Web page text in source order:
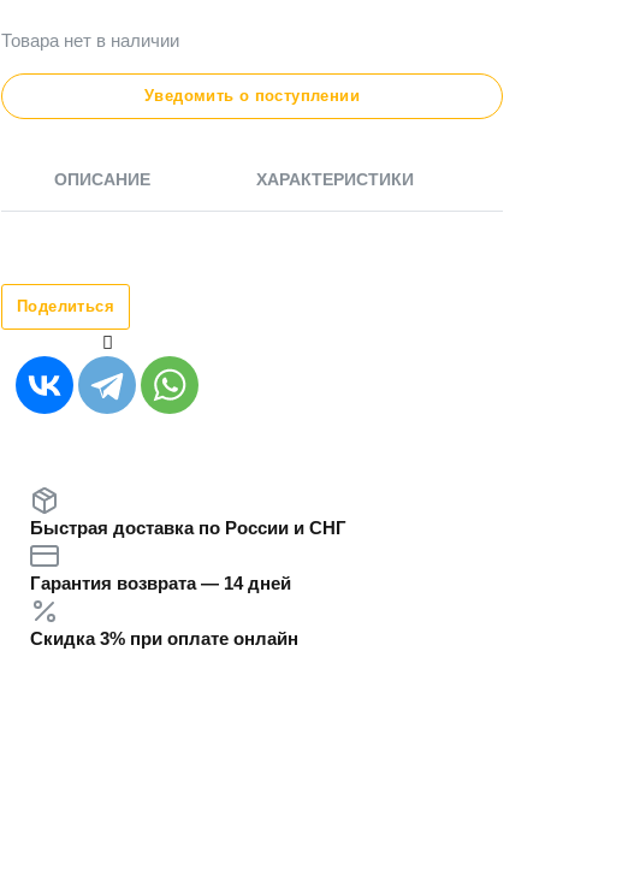
Товара нет в наличии
Уведомить о поступлении
ОПИСАНИЕ ХАРАКТЕРИСТИКИ
Поделиться
Быстрая доставка по России и СНГ
Гарантия возврата — 14 дней
Скидка 3% при оплате онлайн